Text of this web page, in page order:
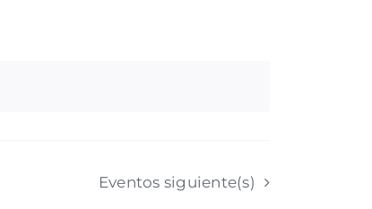
Eventos siguiente(s)